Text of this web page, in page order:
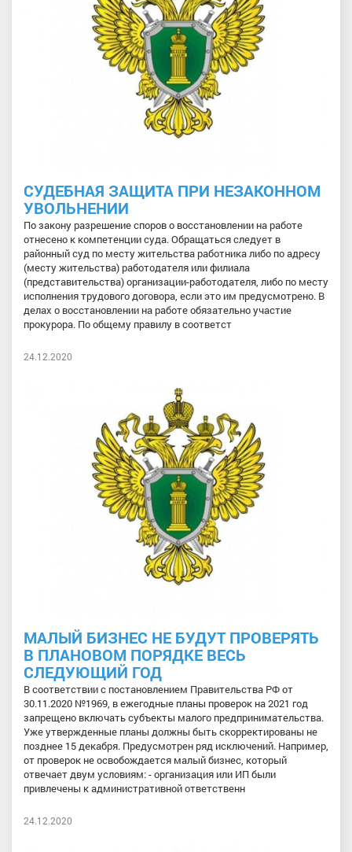
СУДЕБНАЯ ЗАЩИТА ПРИ НЕЗАКОННОМ
УВОЛЬНЕНИИ
По закону разрешение споров о восстановлении на работе
отнесено к компетенции суда. Обращаться следует в
районный суд по месту жительства работника либо по адресу
(месту жительства) работодателя или филиала
(представительства) организации-работодателя, либо по месту
исполнения трудового договора, если это им предусмотрено. В
делах о восстановлении на работе обязательно участие
прокурора. По общему правилу в соответст
24.12.2020
МАЛЫЙ БИЗНЕС НЕ БУДУТ ПРОВЕРЯТЬ
В ПЛАНОВОМ ПОРЯДКЕ ВЕСЬ
СЛЕДУЮЩИЙ ГОД
В соответствии с постановлением Правительства РФ от
30.11.2020 №1969, в ежегодные планы проверок на 2021 год
запрещено включать субъекты малого предпринимательства.
Уже утвержденные планы должны быть скорректированы не
позднее 15 декабря. Предусмотрен ряд исключений. Например,
от проверок не освобождается малый бизнес, который
отвечает двум условиям: - организация или ИП были
привлечены к административной ответственн
24.12.2020